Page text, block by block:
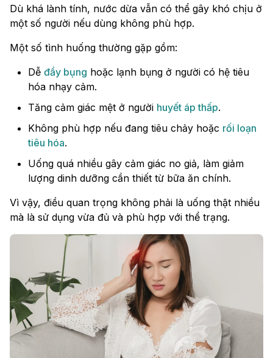
Dù khá lành tính, nước dừa vẫn có thể gây khó chịu ở
một số người nếu dùng không phù hợp.
Một số tình huống thường gặp gồm:
Dễ đầy bụng hoặc lạnh bụng ở người có hệ tiêu
hóa nhạy cảm.
Tăng cảm giác mệt ở người huyết áp thấp.
Không phù hợp nếu đang tiêu chảy hoặc rối loạn
tiêu hóa.
Uống quá nhiều gây cảm giác no giả, làm giảm
lượng dinh dưỡng cần thiết từ bữa ăn chính.
Vì vậy, điều quan trọng không phải là uống thật nhiều
mà là sử dụng vừa đủ và phù hợp với thể trạng.